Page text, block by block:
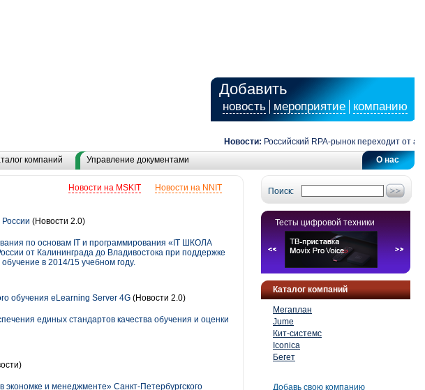
Добавить
новость мероприятие компанию
Новости: Российский RPA-рынок переходит от
О нас
компаний Управление документами
Поиск:
Тесты цифровой техники
Каталог компаний
Мегаплан
Jume
Кит-системс
Iconica
Бегет
Добавь свою компанию
Новости на NNIT
Новости на MSKIT
(Новости 2.0)
по основам IT и программирования «IT ШКОЛА
от Калининграда до Владивостока при поддержке
в 2014/15 учебном году.
обучения eLearning Server 4G (Новости 2.0)
единых стандартов качества обучения и оценки
и менеджменте» Санкт-Петербургского